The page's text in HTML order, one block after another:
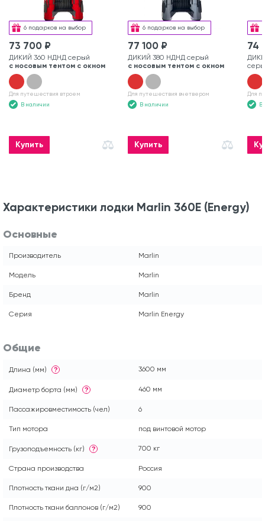
6 подарков на выбор
73 700 ₽
ДИКИЙ 360 НДНД серый
с носовым тентом с окном
Для путешествия втроем
В наличии
Купить
6 подарков на выбор
77 100 ₽
ДИКИЙ 380 НДНД серый
с носовым тентом с окном
Для путешествия вчетвером
В наличии
Купить
74
Для
В
Характеристики лодки Marlin 360E (Energy)
Основные
Производитель Marlin
Модель Marlin
Бренд Marlin
Серия Marlin Energy
Общие
Длина (мм) ? 3600 мм
Диаметр борта (мм) ? 460 мм
Пассажировместимость (чел) 6
Тип мотора под винтовой мотор
Грузоподъемность (кг) ? 700 кг
Страна производства Россия
Плотность ткани дна (г/м2) 900
Плотность ткани баллонов (г/м2) 900